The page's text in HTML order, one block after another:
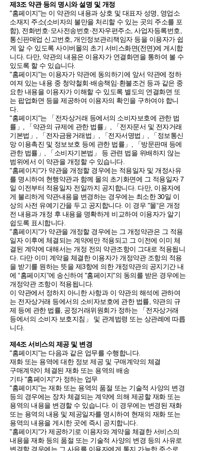
제3조 약관 등의 명시와 설명 및 개정
"홈페이지"는 이 약관의 내용과 상호 및 대표자 성명, 영업소
소재지 주소(소비자의 불만을 처리할 수 있는 곳의 주소를 포
함), 전화번호·모사전송번호·전자우편주소, 사업자등록번호,
통신판매업 신고번호, 개인정보관리책임자 등을 이용자가 쉽
게 알 수 있도록 사이버몰의 초기 서비스화면(전면)에 게시합
니다. 다만, 약관의 내용은 이용자가 연결화면을 통하여 볼 수
있도록 할 수 있습니다.
"홈페이지"는 이용자가 약관에 동의하기에 앞서 약관에 정하
여져 있는 내용 중 청약철회·배송책임·환불조건 등과 같은 중
요한 내용을 이용자가 이해할 수 있도록 별도의 연결화면 또
는 팝업화면 등을 제공하여 이용자의 확인을 구하여야 합니
다.
"홈페이지"는 「전자상거래 등에서의 소비자보호에 관한 법
률」, 「약관의 규제에 관한 법률」, 「전자문서 및 전자거래
기본법」, 「전자금융거래법」, 「전자서명법」, 「정보통신
망 이용촉진 및 정보보호 등에 관한 법률」, 「방문판매 등에
관한 법률」, 「소비자기본법」 등 관련 법을 위배하지 않는
범위에서 이 약관을 개정할 수 있습니다.
"홈페이지"가 약관을 개정할 경우에는 적용일자 및 개정사유
를 명시하여 현행약관과 함께 몰의 초기화면에 그 적용일자 7
일 이전부터 적용일자 전일까지 공지합니다. 다만, 이용자에
게 불리하게 약관내용을 변경하는 경우에는 최소한 30일 이
상의 사전 유예기간을 두고 공지합니다. 이 경우 "몰“은 개정
전 내용과 개정 후 내용을 명확하게 비교하여 이용자가 알기
쉽도록 표시합니다.
"홈페이지"가 약관을 개정할 경우에는 그 개정약관은 그 적용
일자 이후에 체결되는 계약에만 적용되고 그 이전에 이미 체
결된 계약에 대해서는 개정 전의 약관조항이 그대로 적용됩니
다. 다만 이미 계약을 체결한 이용자가 개정약관 조항의 적용
을 받기를 원하는 뜻을 제3항에 의한 개정약관의 공지기간 내
에 “홈페이지”에 송신하여 "홈페이지"의 동의를 받은 경우에는
개정약관 조항이 적용됩니다.
이 약관에서 정하지 아니한 사항과 이 약관의 해석에 관하여
는 전자상거래 등에서의 소비자보호에 관한 법률, 약관의 규
제 등에 관한 법률, 공정거래위원회가 정하는 「전자상거래
등에서의 소비자 보호지침」 및 관계법령 또는 상관례에 따릅
니다.
제4조 서비스의 제공 및 변경
"홈페이지"는 다음과 같은 업무를 수행합니다.
재화 또는 용역에 대한 정보 제공 및 구매계약의 체결
구매계약이 체결된 재화 또는 용역의 배송
기타 "홈페이지"가 정하는 업무
"홈페이지"는 재화 또는 용역의 품절 또는 기술적 사양의 변경
등의 경우에는 장차 체결되는 계약에 의해 제공할 재화 또는
용역의 내용을 변경할 수 있습니다. 이 경우에는 변경된 재화
또는 용역의 내용 및 제공일자를 명시하여 현재의 재화 또는
용역의 내용을 게시한 곳에 즉시 공지합니다.
"홈페이지"가 제공하기로 이용자와 계약을 체결한 서비스의
내용을 재화 등의 품절 또는 기술적 사양의 변경 등의 사유로
변경할 경우에는 그 사유를 이용자에게 통지 가능한 주소로